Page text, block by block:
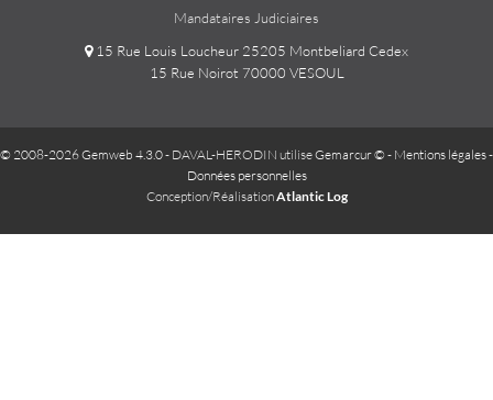
Mandataires Judiciaires
15 Rue Louis Loucheur 25205 Montbeliard Cedex
15 Rue Noirot 70000 VESOUL
© 2008-2026 Gemweb 4.3.0- DAVAL-HERODIN utiliseGemarcur © - Mentions légales-
Données personnelles
Conception/RéalisationAtlantic Log